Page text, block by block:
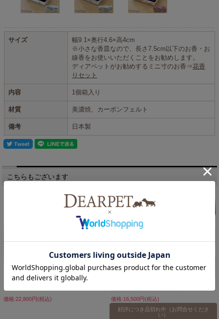
サイズ
幅9.1×奥行4.6×高4cm
※小さな香皿なので、長さ7.5cm以下のお香・お
線香をお使いいただくことをお勧めします。
ディアペットがお勧めするミニ寸のお香⇒花香
りセット
内容 1個箱入り
材質 美濃焼、カーボンフェルト
備考 日本製
こちらもございます
価格:22,800円(税込)
価格:16,500円(税込)
好評につき品切れ中（お問合せくださ
い）